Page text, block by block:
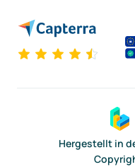
Hergestellt in